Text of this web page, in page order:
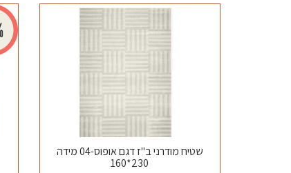
שטיח מודרני ב"ז דגם אופוס-04 מידה
230*160